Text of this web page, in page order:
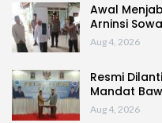
Awal
Arninsi
Aug 4, 2026
Resmi
Mandat
Aug 4, 2026